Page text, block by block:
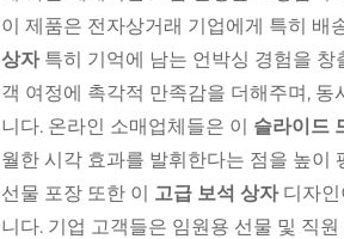
이 제품은 전자상거래 기업에게 특히 배
상자 특히 기억에 남는 언박싱 경험을 창
객 여정에 촉각적 만족감을 더해주며, 동
니다. 온라인 소매업체들은 이 슬라이드
월한 시각 효과를 발휘한다는 점을 높이
선물 포장 또한 이 고급 보석 상자 디자
니다. 기업 고객들은 임원용 선물 및 직